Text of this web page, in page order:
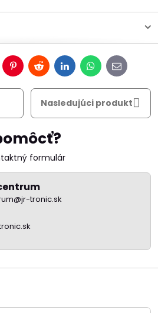
PinterestRedditLinkedInWhatsApp
E-
mail
Nasledujúci produkt
formulár
tronic.sk